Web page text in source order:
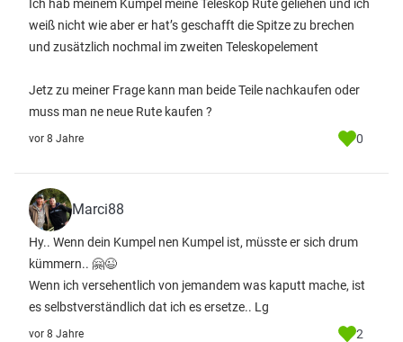
Ich hab meinem Kumpel meine Teleskop Rute geliehen und ich
weiß nicht wie aber er hat’s geschafft die Spitze zu brechen
und zusätzlich nochmal im zweiten Teleskopelement
Jetz zu meiner Frage kann man beide Teile nachkaufen oder
muss man ne neue Rute kaufen ?
vor 8 Jahre 0
Marci88
Hy.. Wenn dein Kumpel nen Kumpel ist, müsste er sich drum
kümmern.. 🤗😉
Wenn ich versehentlich von jemandem was kaputt mache, ist
es selbstverständlich dat ich es ersetze.. Lg
vor 8 Jahre 2